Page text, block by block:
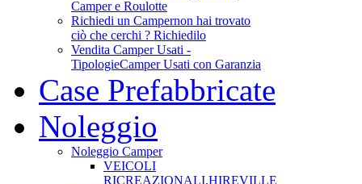
Camper e Roulotte
Richiedi un Campernon hai trovato
ciò che cerchi ? Richiedilo
Vendita Camper Usati -
TipologieCamper Usati con Garanzia
Case Prefabbricate
Noleggio
Noleggio Camper
VEICOLI
RICREAZIONALI.HIREVILLE